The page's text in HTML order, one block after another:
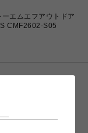
エムエフアウトドア
CMF2602-S05